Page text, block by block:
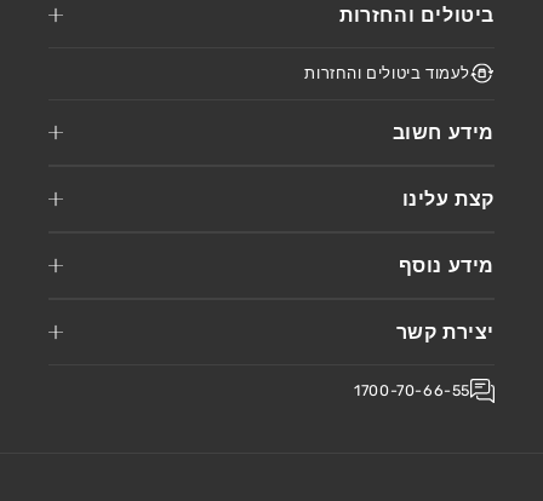
ביטולים והחזרות
לעמוד ביטולים והחזרות
מידע חשוב
קצת עלינו
מידע נוסף
יצירת קשר
1700-70-66-55